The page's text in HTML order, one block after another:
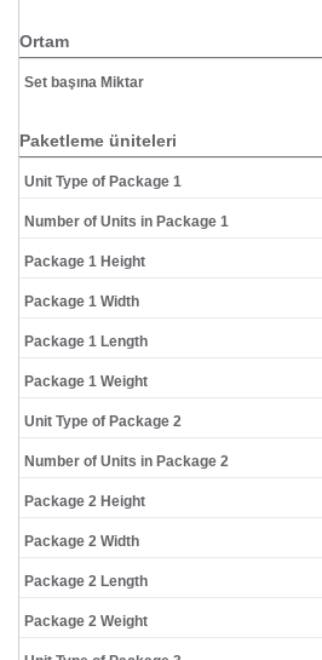
Ortam
Set başına Miktar
Paketleme üniteleri
Unit Type of Package 1
Number of Units in Package 1
Package 1 Height
Package 1 Width
Package 1 Length
Package 1 Weight
Unit Type of Package 2
Number of Units in Package 2
Package 2 Height
Package 2 Width
Package 2 Length
Package 2 Weight